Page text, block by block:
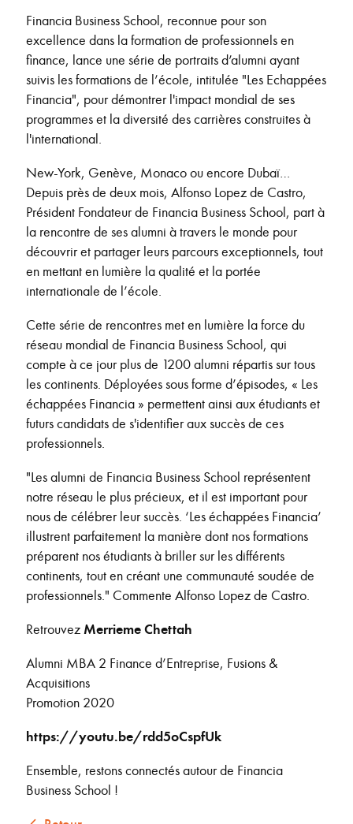
Financia Business School, reconnue pour son
excellence dans la formation de professionnels en
finance, lance une série de portraits d’alumni ayant
suivis les formations de l’école, intitulée "Les Echappées
Financia", pour démontrer l'impact mondial de ses
programmes et la diversité des carrières construites à
l'international.
New-York, Genève, Monaco ou encore Dubaï…
Depuis près de deux mois, Alfonso Lopez de Castro,
Président Fondateur de Financia Business School, part à
la rencontre de ses alumni à travers le monde pour
découvrir et partager leurs parcours exceptionnels, tout
en mettant en lumière la qualité et la portée
internationale de l’école.
Cette série de rencontres met en lumière la force du
réseau mondial de Financia Business School, qui
compte à ce jour plus de 1200 alumni répartis sur tous
les continents. Déployées sous forme d’épisodes, « Les
échappées Financia » permettent ainsi aux étudiants et
futurs candidats de s'identifier aux succès de ces
professionnels.
"Les alumni de Financia Business School représentent
notre réseau le plus précieux, et il est important pour
nous de célébrer leur succès. ‘Les échappées Financia’
illustrent parfaitement la manière dont nos formations
préparent nos étudiants à briller sur les différents
continents, tout en créant une communauté soudée de
professionnels." Commente Alfonso Lopez de Castro.
RetrouvezMerrieme Chettah
Alumni MBA 2 Finance d’Entreprise, Fusions &
Acquisitions
Promotion 2020
https://youtu.be/rdd5oCspfUk
Ensemble, restons connectés autour de Financia
Business School !